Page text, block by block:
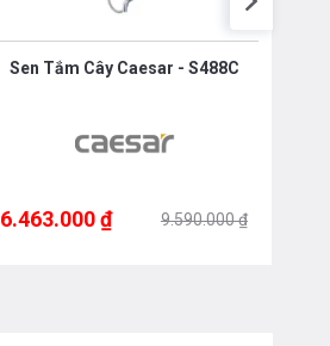
Sen Tắm Cây Caesar - S488C
6.463.000 ₫ 9.590.000 ₫